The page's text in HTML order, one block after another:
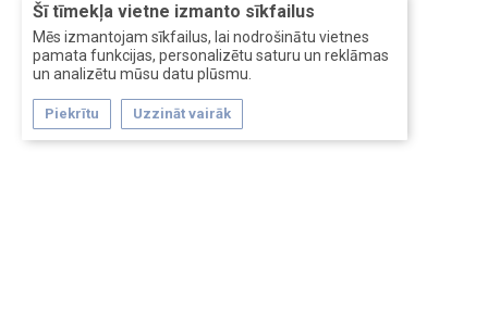
Šī tīmekļa vietne izmanto sīkfailus
Mēs izmantojam sīkfailus, lai nodrošinātu vietnes
pamata funkcijas, personalizētu saturu un reklāmas
un analizētu mūsu datu plūsmu.
Piekrītu Uzzināt vairāk